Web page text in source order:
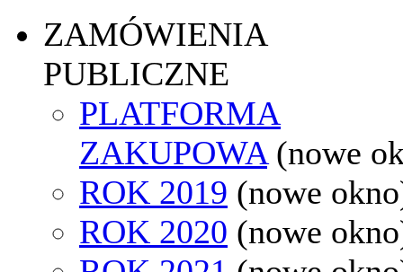
ZAMÓWIENIA
PUBLICZNE
PLATFORMA
ZAKUPOWA (nowe
ROK 2019 (nowe
ROK 2020 (nowe